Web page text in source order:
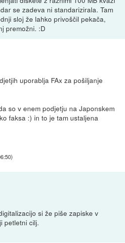
se zadeva ni standarizirala. Tam
sloj že lahko privoščil pekača,
premožni. :D
uporablja FAx za pošiljanje
so v enem podjetju na Japonskem
faksa :) in to je tam ustaljena
)
si že piše zapiske v
petletni cilj.